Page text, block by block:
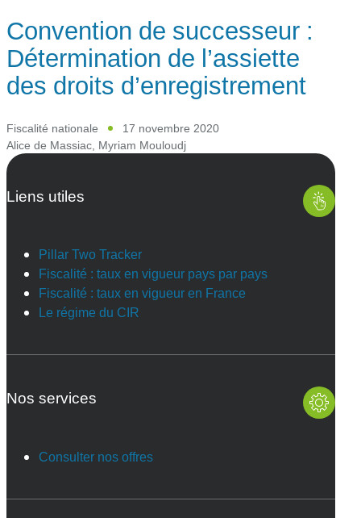
Convention de successeur :
Détermination de l’assiette
des droits d’enregistrement
Fiscalité nationale
17 novembre 2020
Alice de Massiac, Myriam Mouloudj
Liens utiles
Pillar Two Tracker
Fiscalité : taux en vigueur pays par pays
Fiscalité : taux en vigueur en France
Le régime du CIR
Nos services
Consulter nos offres